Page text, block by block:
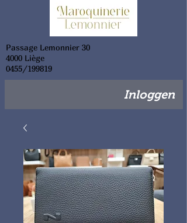
Passage Lemonnier 30
4000 Liège
0455/199819
Inloggen